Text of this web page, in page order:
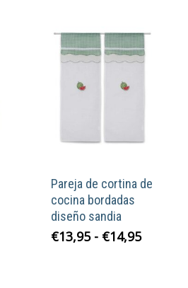
Pareja de cortina de
cocina bordadas
diseño sandia
€13,95 - €14,95Rango